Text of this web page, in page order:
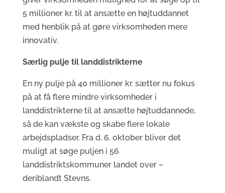
5 millioner kr. til at ansætte en højtuddannet
med henblik på at gøre virksomheden mere
innovativ.
Særlig pulje til landdistrikterne
En ny pulje på 40 millioner kr. sætter nu fokus
på at få flere mindre virksomheder i
landdistrikterne til at ansætte højtuddannede,
så de kan vækste og skabe flere lokale
arbejdspladser. Fra d. 6. oktober bliver det
muligt at søge puljen i 56
landdistriktskommuner landet over –
deriblandt Stevns.